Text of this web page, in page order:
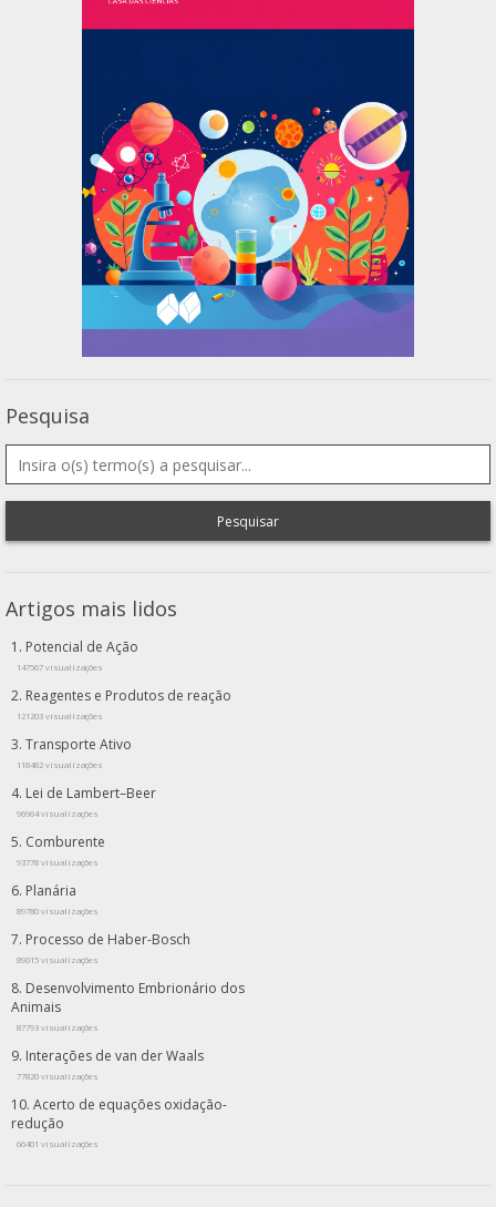
Pesquisa
Pesquisar
Artigos mais lidos
Potencial de Ação
147567 visualizações
Reagentes e Produtos de reação
121203 visualizações
Transporte Ativo
118482 visualizações
Lei de Lambert–Beer
96964 visualizações
Comburente
93778 visualizações
Planária
89780 visualizações
Processo de Haber-Bosch
89015 visualizações
Desenvolvimento Embrionário dos
Animais
87793 visualizações
Interações de van der Waals
77820 visualizações
Acerto de equações oxidação-
redução
66401 visualizações